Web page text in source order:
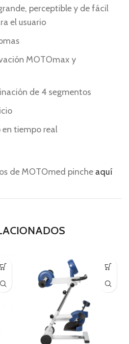
perceptible y de fácil
el usuario
MOTOmax y
de 4 segmentos
tiempo real
de MOTOmed pinche aquí